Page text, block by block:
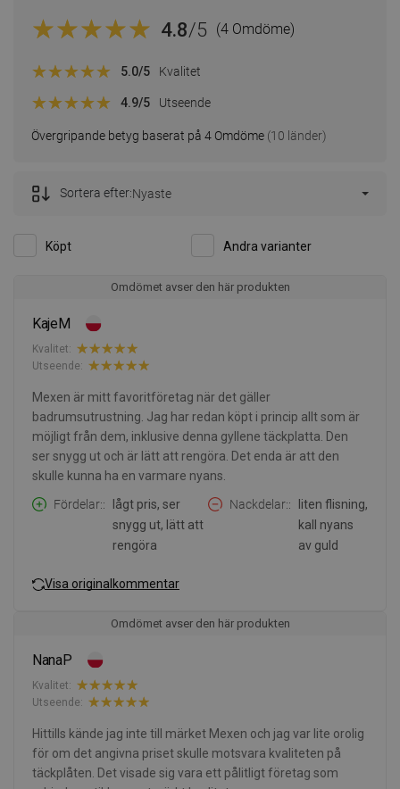
4.8/5 (4 Omdöme)
Övergripande betyg baserat på 4 Omdöme (10 länder)
5.0/5 Kvalitet
4.9/5 Utseende
Köpt Andra varianter
Sortera efter:Nyaste
Omdömet avser den här produkten
KajeM
Kvalitet:
Utseende:
Mexen är mitt favoritföretag när det gäller
badrumsutrustning. Jag har redan köpt i princip allt som är
möjligt från dem, inklusive denna gyllene täckplatta. Den
ser snygg ut och är lätt att rengöra. Det enda är att den
skulle kunna ha en varmare nyans.
Fördelar:
lågt pris, ser
snygg ut, lätt att
rengöra
Nackdelar:
liten flisning,
kall nyans
av guld
Visa originalkommentar
Omdömet avser den här produkten
NanaP
Kvalitet:
Utseende:
Hittills kände jag inte till märket Mexen och jag var lite orolig
för om det angivna priset skulle motsvara kvaliteten på
täckplåten. Det visade sig vara ett pålitligt företag som